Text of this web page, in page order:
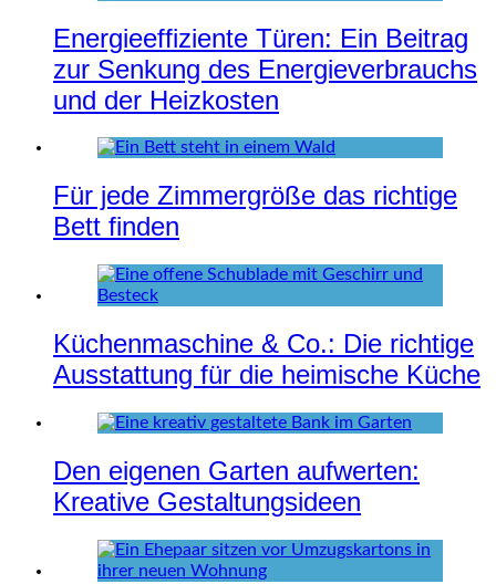
Energieeffiziente Türen: Ein Beitrag
zur Senkung des Energieverbrauchs
und der Heizkosten
Für jede Zimmergröße das richtige
Bett finden
Küchenmaschine & Co.: Die richtige
Ausstattung für die heimische Küche
Den eigenen Garten aufwerten:
Kreative Gestaltungsideen